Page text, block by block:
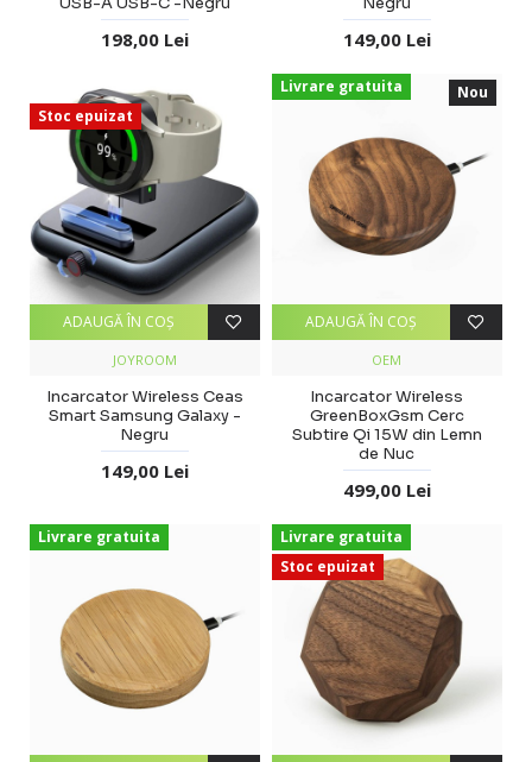
198,00 Lei 149,00 Lei
Stoc epuizat
JOYROOM
Incarcator Wireless Ceas
Smart Samsung Galaxy -
Negru
149,00 Lei
ADAUGĂ ÎN COŞ
Nou
Livrare gratuita
OEM
Incarcator Wireless
GreenBoxGsm Cerc
Subtire Qi 15W din Lemn
de Nuc
499,00 Lei
ADAUGĂ ÎN COŞ
Livrare gratuita
Livrare gratuita
Stoc epuizat